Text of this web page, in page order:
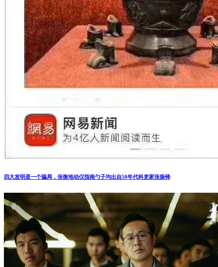
四大发明是一个骗局，张衡地动仪指南勺子均出自50年代科吏家张振铎